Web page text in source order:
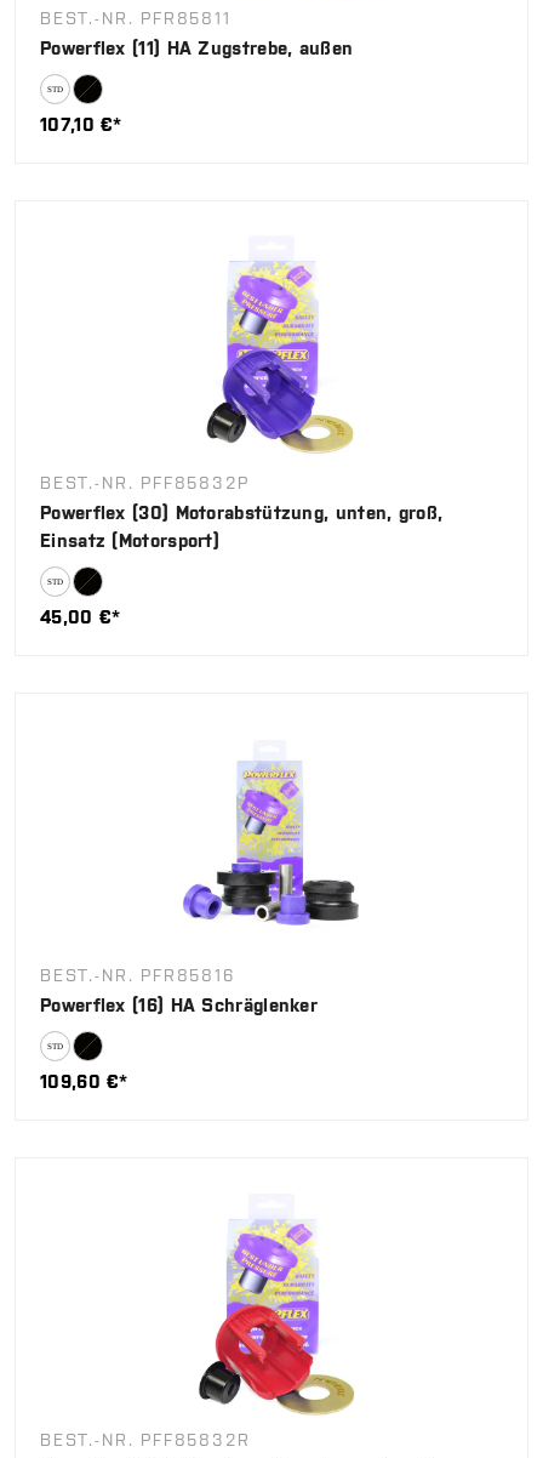
BEST.-NR. PFR85811
Powerflex (11) HA Zugstrebe, außen
107,10 €*
BEST.-NR. PFF85832P
Powerflex (30) Motorabstützung, unten, groß,
Einsatz (Motorsport)
45,00 €*
BEST.-NR. PFR85816
Powerflex (16) HA Schräglenker
109,60 €*
BEST.-NR. PFF85832R